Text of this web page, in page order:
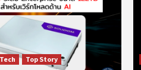
Tech Top Story